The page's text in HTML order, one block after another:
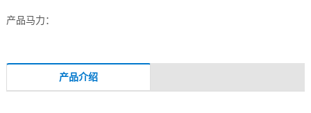
产品马力：
产品介绍